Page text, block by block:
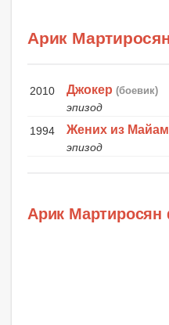
Арик
2010 Джокер (боевик)
эпизод
1994
Жених из
эпизод
Арик Мартиросян